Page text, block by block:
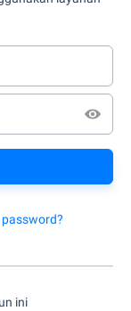
password?
ini